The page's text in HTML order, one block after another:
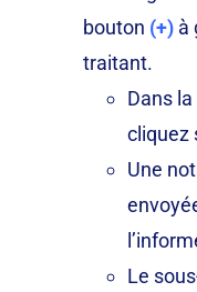
bouton (+) à
traitant.
Dans
cliquez
Une
Le